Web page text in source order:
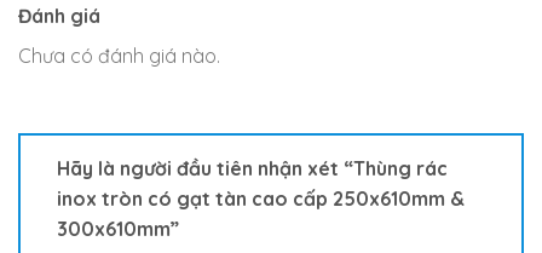
Đánh giá
Chưa có đánh giá nào.
Hãy là người đầu tiên nhận xét “Thùng rác
inox tròn có gạt tàn cao cấp 250x610mm &
300x610mm”